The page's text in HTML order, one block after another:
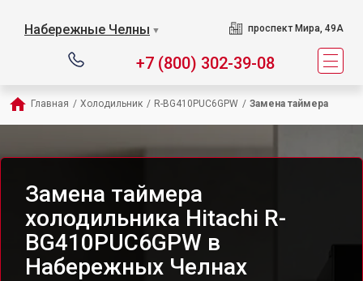
Набережные Челны ▼ проспект Мира, 49А
+7 (800) 302-39-08
Главная / Холодильник / R-BG410PUC6GPW / Замена таймера
Замена таймера
холодильника Hitachi R-
BG410PUC6GPW в
Набережных Челнах